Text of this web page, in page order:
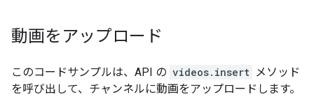
動画をアップロード
このコードサンプルは、API の videos.insert メソッド
を呼び出して、チャンネルに動画をアップロードします。